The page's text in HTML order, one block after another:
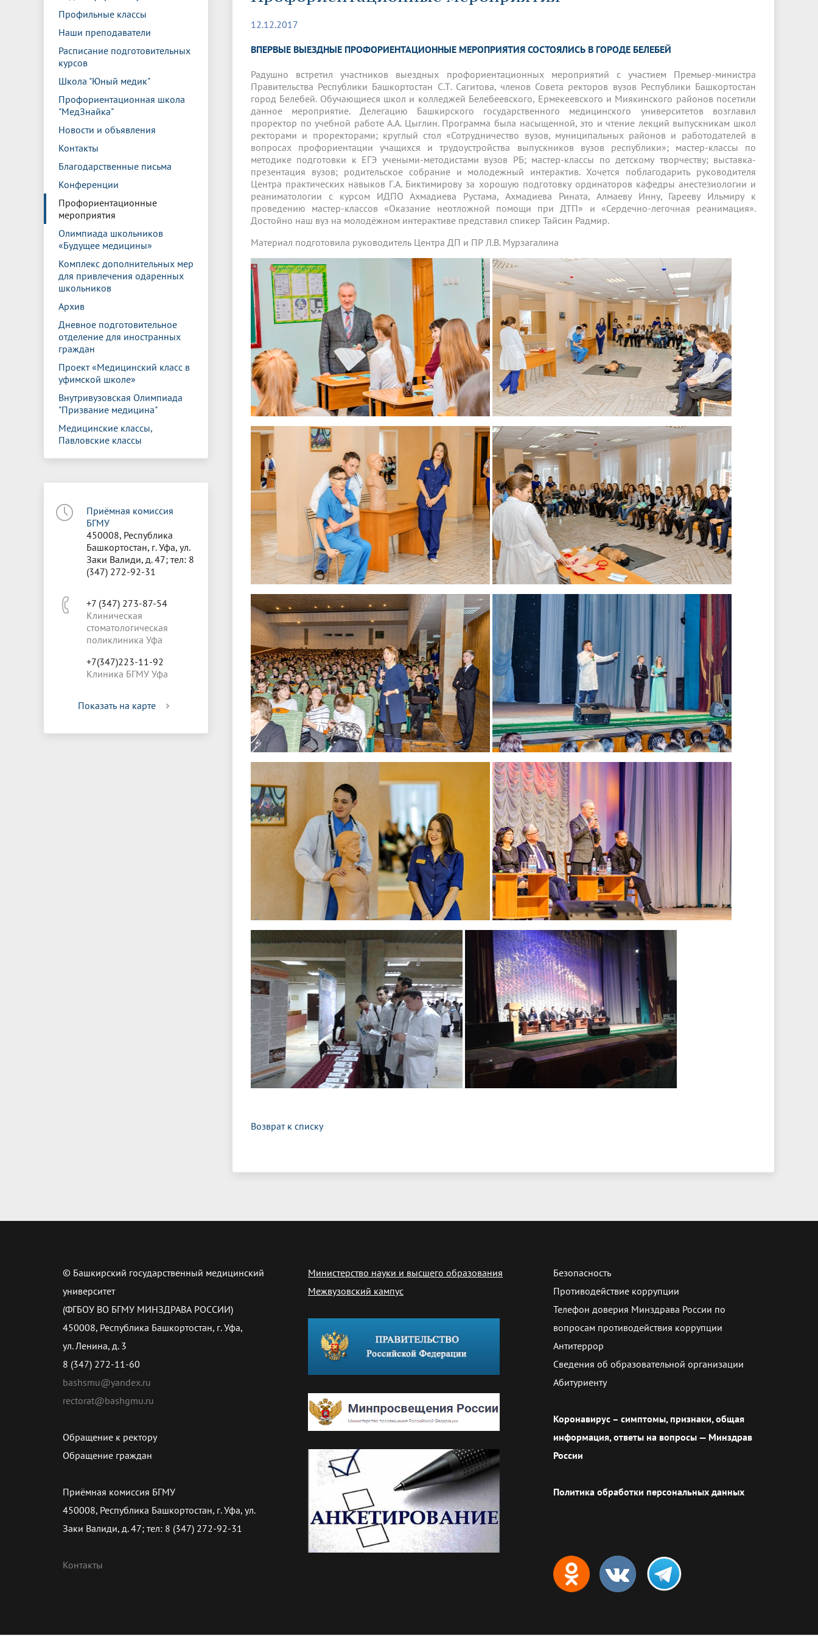
Электронный ящик доверия
БГМУ
Абитуриенту
Обращение граждан Фотогалерея
Карта сайта
Оплата банковской картой Реорганизация вуза
Трансформация университета
Эндаумент
Вопрос-ответ
Управление международной
деятельности
Отдел ординатуры Расписание
Федеральный аккредитационный
«Нижневолжский»
Внутренняя оценка качества
Информация для инвалидов и лиц с
ограниченными возможностями
здоровья
Информация для студентов Я-профессионал
Всероссийская студенческая
олимпиада по хирургии с
международным участием
Медицинский инспектор
Онлайн обучение
Социальная работа в системе
здравоохранения
Новые образовательные программы
Электронная учебная библиотека
Независимая оценка качества
образования
Профессиональное обучение
Инновационные образовательные
проекты
Аккредитация специалиста
Наставничество в сфере
здравоохранения
Итоги научно-исследовательской
работы
испытания, ЛЭК
Конференции и форумы
Проблемные научные комиссии
БГМУ в рейтингах университетов
Управление инновационной
деятельности
Публикационная активность
НИИ кардиологии
Институт урологии и клинической
онкологии
Репозиторий БГМУ Евразийский НОЦ Научная ординатура
Санаторий-профилакторий БГМУ
Профсоюз обучающихся БГМУ
Профсоюзный комитет
Совет обучающихся
Ассоциация выпускников
Золотой фонд БГМУ
Медиа центр БГМУ - ВУЗ здорового образа жизни
Юбиляры
Университету 90 лет Университету 85 лет
Празднование 75-летия Победы в
Великой Отечественной войне
Штаб студенческих отрядов БГМУ
Первичное отделение «Движение
Первых» БГМУ
Альманах "Исторический вестник" «МЕДМОЛ»
Профильные классы
Наши преподаватели
Расписание подготовительных
курсов
Школа "Юный медик"
Профориентационная школа
"МедЗнайка"
Новости и объявления
Контакты
Благодарственные письма
Конференции
Профориентационные
мероприятия
Олимпиада школьников
«Будущее медицины»
Комплекс дополнительных мер
для привлечения одаренных
школьников
Архив
Дневное подготовительное
отделение для иностранных
граждан
Проект «Медицинский класс в
уфимской школе»
Внутривузовская Олимпиада
"Призвание медицина"
Медицинские классы,
Павловские классы
Приёмная комиссия
БГМУ
450008, Республика
Башкортостан, г. Уфа, ул.
Заки Валиди, д. 47; тел: 8
(347) 272-92-31
+7 (347) 273-87-54
Клиническая
стоматологическая
поликлиника Уфа
+7(347)223-11-92
Клиника БГМУ Уфа
Показать на карте
12.12.2017
ВПЕРВЫЕ ВЫЕЗДНЫЕ ПРОФОРИЕНТАЦИОННЫЕ МЕРОПРИЯТИЯ СОСТОЯЛИСЬ В ГОРОДЕ БЕЛЕБЕЙ
Радушно встретил участников выездных профориентационных мероприятий с участием Премьер-министра
Правительства Республики Башкортостан С.Т. Сагитова, членов Совета ректоров вузов Республики Башкортостан
город Белебей. Обучающиеся школ и колледжей Белебеевского, Ермекеевского и Миякинского районов посетили
данное мероприятие. Делегацию Башкирского государственного медицинского университетов возглавил
проректор по учебной работе А.А. Цыглин. Программа была насыщенной, это и чтение лекций выпускникам школ
ректорами и проректорами; круглый стол «Сотрудничество вузов, муниципальных районов и работодателей в
вопросах профориентации учащихся и трудоустройства выпускников вузов республики»; мастер-классы по
методике подготовки к ЕГЭ учеными-методистами вузов РБ; мастер-классы по детскому творчеству; выставка-
презентация вузов; родительское собрание и молодежный интерактив. Хочется поблагодарить руководителя
Центра практических навыков Г.А. Биктимирову за хорошую подготовку ординаторов кафедры анестезиологии и
реаниматологии с курсом ИДПО Ахмадиева Рустама, Ахмадиева Рината, Алмаеву Инну, Гарееву Ильмиру к
проведению мастер-классов «Оказание неотложной помощи при ДТП» и «Сердечно-легочная реанимация».
Достойно наш вуз на молодёжном интерактиве представил спикер Тайсин Радмир.
Материал подготовила руководитель Центра ДП и ПР Л.В. Мурзагалина
Возврат к списку
© Башкирский государственный медицинский
университет
(ФГБОУ ВО БГМУ МИНЗДРАВА РОССИИ)
450008, Республика Башкортостан, г. Уфа,
ул. Ленина, д. 3
8 (347) 272-11-60
bashsmu@yandex.ru
rectorat@bashgmu.ru
Обращение к ректору
Обращение граждан
Приёмная комиссия БГМУ
450008, Республика Башкортостан, г. Уфа, ул.
Заки Валиди, д. 47; тел: 8 (347) 272-92-31
Контакты
Министерство науки и высшего образования
Межвузовский кампус
Безопасность
Противодействие коррупции
Телефон доверия Минздрава России по
вопросам противодействия коррупции
Антитеррор
Сведения об образовательной организации
Абитуриенту
Коронавирус – симптомы, признаки, общая
информация, ответы на вопросы — Минздрав
России
Политика обработки персональных данных